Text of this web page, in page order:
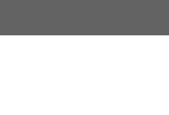
springen